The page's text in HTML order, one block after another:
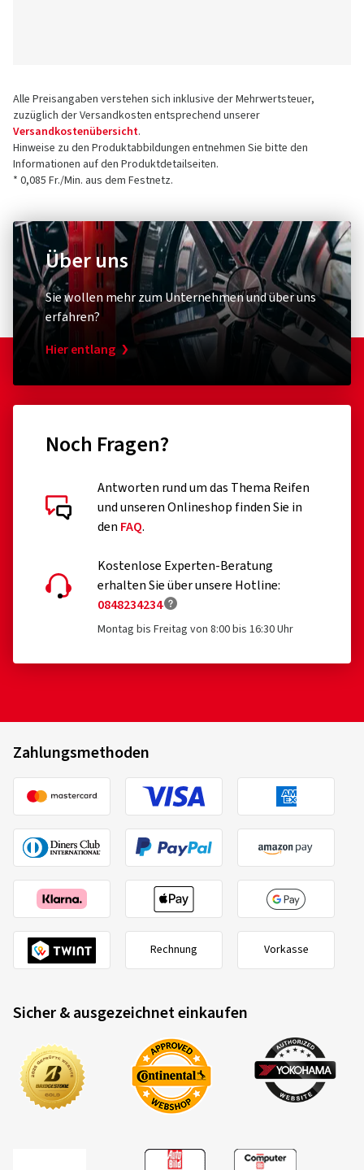
Alle Preisangaben verstehen sich inklusive der Mehrwertsteuer,
zuzüglich der Versandkosten entsprechend unserer
Versandkostenübersicht.
Hinweise zu den Produktabbildungen entnehmen Sie bitte den
Informationen auf den Produktdetailseiten.
* 0,085 Fr./Min. aus dem Festnetz.
Über uns
Sie wollen mehr zum Unternehmen und über uns
erfahren?
Hier entlang
Noch Fragen?
Antworten rund um das Thema Reifen
und unseren Onlineshop finden Sie in
den FAQ.
Kostenlose Experten-Beratung
erhalten Sie über unsere Hotline:
0848234234
Montag bis Freitag von 8:00 bis 16:30 Uhr
Zahlungsmethoden
Rechnung Vorkasse
Sicher & ausgezeichnet einkaufen